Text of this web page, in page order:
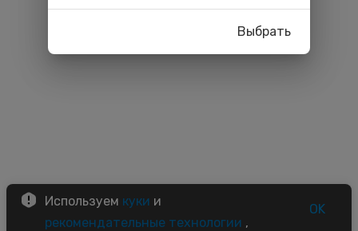
Используем куки и
рекомендательные технологии ,
OK
Выбрать